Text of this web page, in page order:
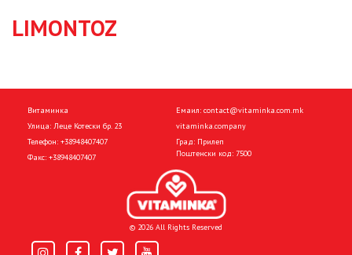
LIMONTOZ
Витаминка
Улица: Леце Котески бр. 23
Телефон: +38948407407
Факс: +38948407407
Емаил: contact@vitaminka.com.mk
vitaminka.company
Град: Прилеп
Поштенски код: 7500
© 2026 All Rights Reserved